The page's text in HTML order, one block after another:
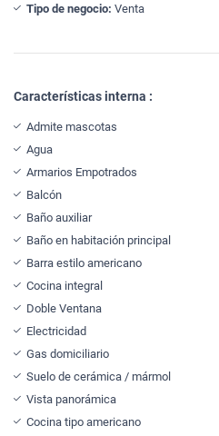
Tipo de negocio: Venta
Características interna :
Admite mascotas
Agua
Armarios Empotrados
Balcón
Baño auxiliar
Baño en habitación principal
Barra estilo americano
Cocina integral
Doble Ventana
Electricidad
Gas domiciliario
Suelo de cerámica / mármol
Vista panorámica
Cocina tipo americano